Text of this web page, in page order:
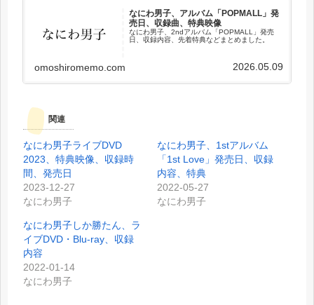
なにわ男子、アルバム「POPMALL」発
売日、収録曲、特典映像
なにわ男子、2ndアルバム「POPMALL」発売
日、収録内容、先着特典などまとめました。
omoshiromemo.com 2026.05.09
関連
なにわ男子ライブDVD
2023、特典映像、収録時
間、発売日
2023-12-27
なにわ男子
なにわ男子、1stアルバム
「1st Love」発売日、収録
内容、特典
2022-05-27
なにわ男子
なにわ男子しか勝たん、ラ
イブDVD・Blu-ray、収録
内容
2022-01-14
なにわ男子